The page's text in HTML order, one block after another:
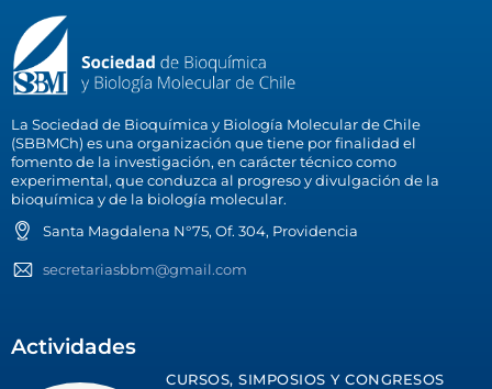
La Sociedad de Bioquímica y Biología Molecular de Chile
(SBBMCh) es una organización que tiene por finalidad el
fomento de la investigación, en carácter técnico como
experimental, que conduzca al progreso y divulgación de la
bioquímica y de la biología molecular.
Santa Magdalena N°75, Of. 304, Providencia
secretariasbbm@gmail.com
Actividades
CURSOS, SIMPOSIOS Y CONGRESOS